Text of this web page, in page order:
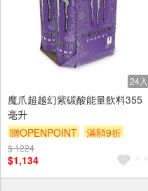
24入
魔爪超越幻紫碳酸能量飲料355
毫升
贈OPENPOINT
滿額9折
贈$200
$ 1224
$1,134